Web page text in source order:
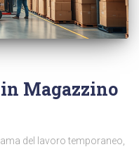
Magazzino
del lavoro temporaneo,